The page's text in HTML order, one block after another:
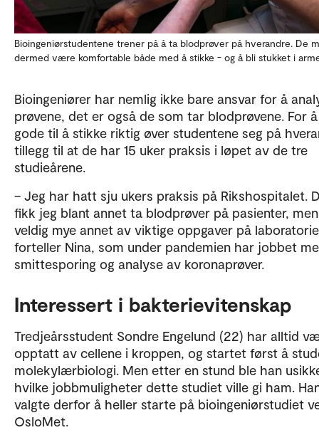
Bioingeniørstudentene trener på å ta blodprøver på hverandre. De
dermed være komfortable både med å stikke - og å bli stukket i
Bioingeniører har nemlig ikke bare ansvar for å
prøvene, det er også de som tar blodprøvene. For
gode til å stikke riktig øver studentene seg på
tillegg til at de har 15 uker praksis i løpet av de tre
studieårene.
– Jeg har hatt sju ukers praksis på Rikshospitalet.
fikk jeg blant annet ta blodprøver på pasienter,
veldig mye annet av viktige oppgaver på
forteller Nina, som under pandemien har jobbet
smittesporing og analyse av koronaprøver.
Interessert i bakterievitenskap
Tredjeårsstudent Sondre Engelund (22) har alltid
opptatt av cellene i kroppen, og startet først å
molekylærbiologi. Men etter en stund ble han
hvilke jobbmuligheter dette studiet ville gi ham.
valgte derfor å heller starte på bioingeniørstudiet
OsloMet.